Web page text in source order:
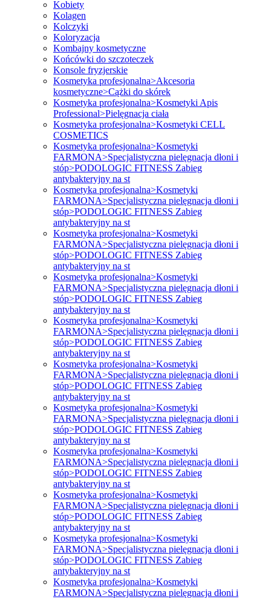
Kobiety
Kolagen
Kolczyki
Koloryzacja
Kombajny kosmetyczne
Końcówki do szczoteczek
Konsole fryzjerskie
Kosmetyka profesjonalna>Akcesoria
kosmetyczne>Cążki do skórek
Kosmetyka profesjonalna>Kosmetyki Apis
Professional>Pielęgnacja ciała
Kosmetyka profesjonalna>Kosmetyki CELL
COSMETICS
Kosmetyka profesjonalna>Kosmetyki
FARMONA>Specjalistyczna pielęgnacja dłoni i
stóp>PODOLOGIC FITNESS Zabieg
antybakteryjny na st
Kosmetyka profesjonalna>Kosmetyki
FARMONA>Specjalistyczna pielęgnacja dłoni i
stóp>PODOLOGIC FITNESS Zabieg
antybakteryjny na st
Kosmetyka profesjonalna>Kosmetyki
FARMONA>Specjalistyczna pielęgnacja dłoni i
stóp>PODOLOGIC FITNESS Zabieg
antybakteryjny na st
Kosmetyka profesjonalna>Kosmetyki
FARMONA>Specjalistyczna pielęgnacja dłoni i
stóp>PODOLOGIC FITNESS Zabieg
antybakteryjny na st
Kosmetyka profesjonalna>Kosmetyki
FARMONA>Specjalistyczna pielęgnacja dłoni i
stóp>PODOLOGIC FITNESS Zabieg
antybakteryjny na st
Kosmetyka profesjonalna>Kosmetyki
FARMONA>Specjalistyczna pielęgnacja dłoni i
stóp>PODOLOGIC FITNESS Zabieg
antybakteryjny na st
Kosmetyka profesjonalna>Kosmetyki
FARMONA>Specjalistyczna pielęgnacja dłoni i
stóp>PODOLOGIC FITNESS Zabieg
antybakteryjny na st
Kosmetyka profesjonalna>Kosmetyki
FARMONA>Specjalistyczna pielęgnacja dłoni i
stóp>PODOLOGIC FITNESS Zabieg
antybakteryjny na st
Kosmetyka profesjonalna>Kosmetyki
FARMONA>Specjalistyczna pielęgnacja dłoni i
stóp>PODOLOGIC FITNESS Zabieg
antybakteryjny na st
Kosmetyka profesjonalna>Kosmetyki
FARMONA>Specjalistyczna pielęgnacja dłoni i
stóp>PODOLOGIC FITNESS Zabieg
antybakteryjny na st
Kosmetyka profesjonalna>Kosmetyki
FARMONA>Specjalistyczna pielęgnacja dłoni i